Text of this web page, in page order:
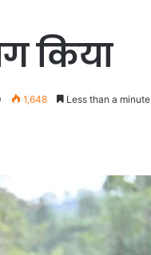
किया
1,648 Less than a minute